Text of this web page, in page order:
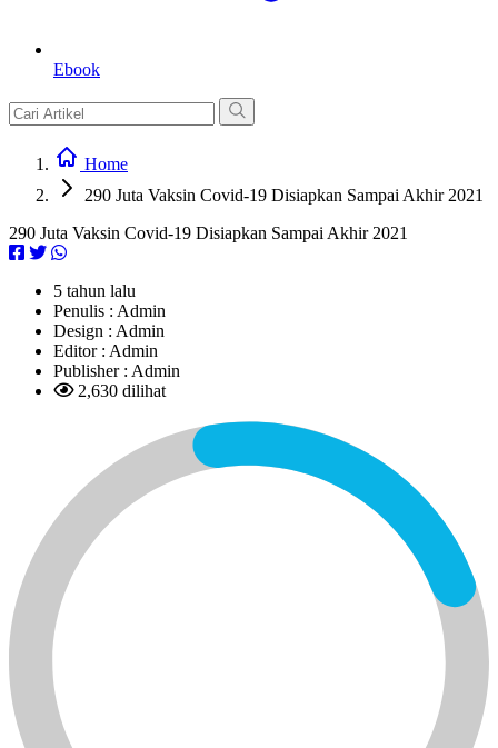
Ebook
Home
290 Juta Vaksin Covid-19 Disiapkan Sampai Akhir 2021
290 Juta Vaksin Covid-19 Disiapkan Sampai Akhir 2021
5 tahun lalu
Penulis : Admin
Design : Admin
Editor : Admin
Publisher : Admin
2,630 dilihat